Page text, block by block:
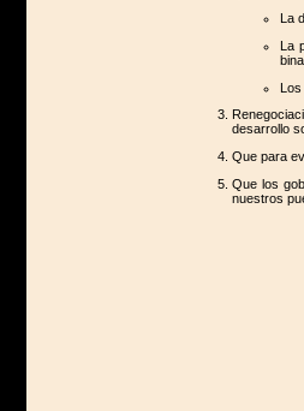
La
La
Los
desarrollo
Que para
Que los
nuestros